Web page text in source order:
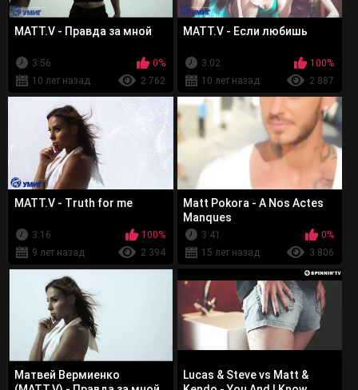
MATT.V - Правда за мной
3:56
0%
10 лет назад
2 762
MATT.V - Если любишь
3:02
100%
10 лет назад
2 887
MATT.V - Truth for me
3:16
100%
9 лет назад
2 394
Matt Pokora - A Nos Actes
Manques
3:41
0%
15 лет назад
3 806
Матвей Вермиенко
Lucas & Steve vs Matt &